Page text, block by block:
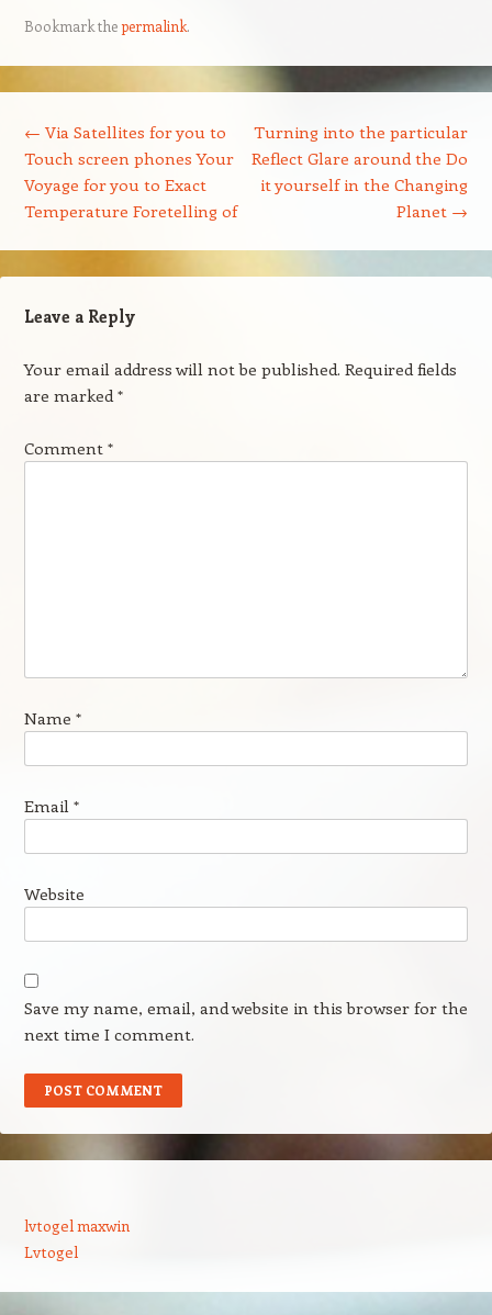
Bookmark thepermalink.
← Via Satellites for you to
Touch screen phones Your
Voyage for you to Exact
Temperature Foretelling of
Turning into the particular
Reflect Glare around the Do
it yourself in the Changing
Planet →
Leave a Reply
Your email address will not be published. Required fields
are marked*
Comment *
Name *
Email *
Website
Save my name, email, and website in this browser for the
next time I comment.
lvtogel maxwin
Lvtogel